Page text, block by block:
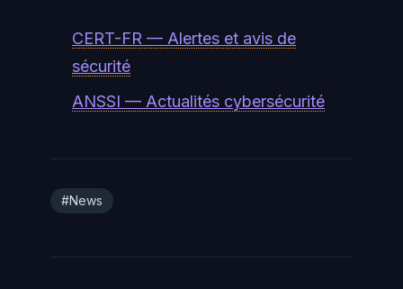
CERT-FR — Alertes et avis de
sécurité
ANSSI — Actualités cybersécurité
#News